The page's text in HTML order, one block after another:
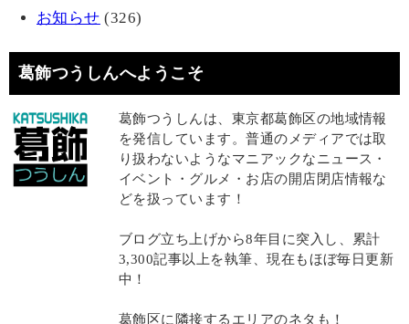
お知らせ (326)
葛飾つうしんへようこそ
葛飾つうしんは、東京都葛飾区の地域情報
を発信しています。普通のメディアでは取
り扱わないようなマニアックなニュース・
イベント・グルメ・お店の開店閉店情報な
どを扱っています！
ブログ立ち上げから8年目に突入し、累計
3,300記事以上を執筆、現在もほぼ毎日更新
中！
葛飾区に隣接するエリアのネタも！